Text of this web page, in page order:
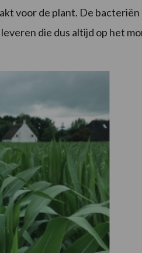
voor de plant. De bacteriën
die dus altijd op het